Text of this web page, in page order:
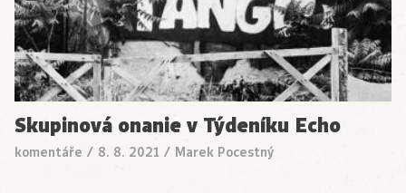
Skupinová onanie v Týdeníku Echo
komentáře / 8. 8. 2021 / Marek Pocestný